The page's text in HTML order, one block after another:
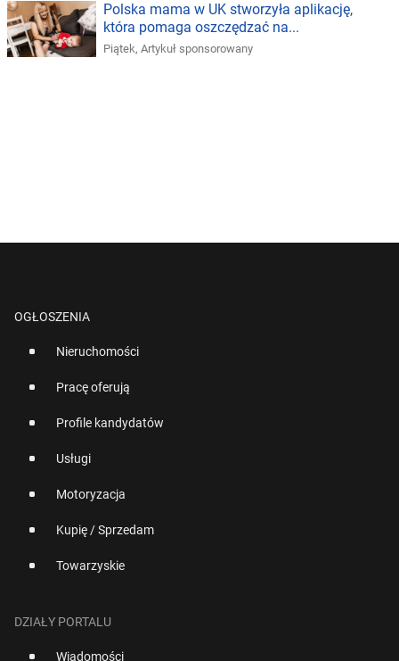
Polska mama w UK stworzyła aplikację,
która pomaga oszczędzać na...
Piątek, Artykuł sponsorowany
OGŁOSZENIA
Nieruchomości
Pracę oferują
Profile kandydatów
Usługi
Motoryzacja
Kupię / Sprzedam
Towarzyskie
DZIAŁY PORTALU
Wiadomości